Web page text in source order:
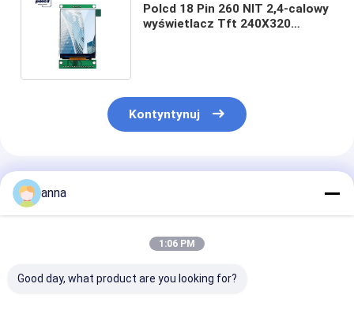
Polcd 18 Pin 260 NIT 2,4-calowy
wyświetlacz Tft 240X320
Kontyntynuj
Polecane Produkty
anna
1:06 PM
Good day, what product are you looking for?